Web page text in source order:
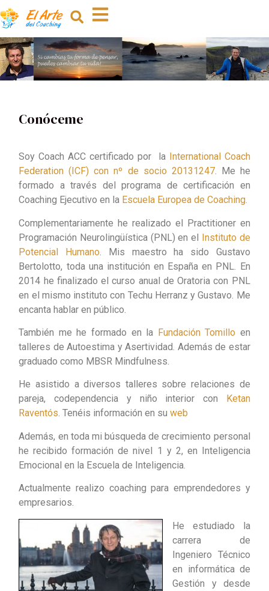
Conóceme
Soy Coach ACC certificado por la International Coach
Federation (ICF) con nº de socio 20131247. Me he
formado a través del programa de certificación en
Coaching Ejecutivo en la Escuela Europea de Coaching.
Complementariamente he realizado el Practitioner en
Programación Neurolingüística (PNL) en el Instituto de
Potencial Humano . Mis maestro ha sido Gustavo
Bertolotto, toda una institución en España en PNL. En
2014 he finalizado el curso anual de Oratoria con PNL
en el mismo instituto con Techu Herranz y Gustavo. Me
encanta hablar en público.
También me he formado en la Fundación Tomillo en
talleres de Autoestima y Asertividad. Además de estar
graduado como MBSR Mindfulness.
He asistido a diversos talleres sobre relaciones de
pareja, codependencia y niño interior con
Ketan
Raventós. Tenéis información en suweb
Además, en toda mi búsqueda de crecimiento personal
he recibido formación de nivel 1 y 2, en Inteligencia
Emocional en la Escuela de Inteligencia.
Actualmente realizo coaching para emprendedores y
empresarios.
He estudiado la
carrera de
Ingeniero Técnico
en informática de
Gestión y desde